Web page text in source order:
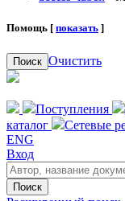
Помощь [ показать ]
Поиск Очистить
Поступления
каталог
Сетевые
ENG
Вход
Поиск